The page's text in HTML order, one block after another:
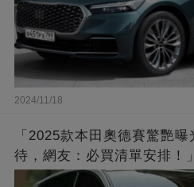
2024/11/18
「2025款本田奧德賽驚艷
待，網友：必買清單安排！」